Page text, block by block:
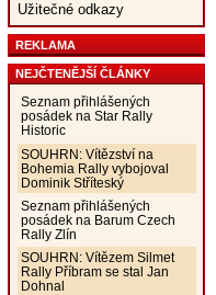
Užitečné odkazy
REKLAMA
NEJČTENĚJŠÍ ČLÁNKY
Seznam přihlášených
posádek na Star Rally
Historic
SOUHRN: Vítězství na
Bohemia Rally vybojoval
Dominik Stříteský
Seznam přihlášených
posádek na Barum Czech
Rally Zlín
SOUHRN: Vítězem Silmet
Rally Příbram se stal Jan
Dohnal